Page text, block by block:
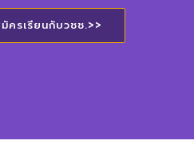
ครเรียนกับวชช.>>